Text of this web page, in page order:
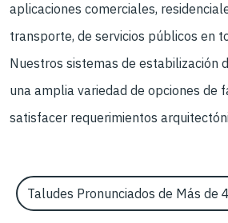
aplicaciones comerciales,
transporte, de servicios públicos en
Nuestros sistemas de estabilización
una amplia variedad de opciones de
satisfacer requerimientos
Select an Application Feature